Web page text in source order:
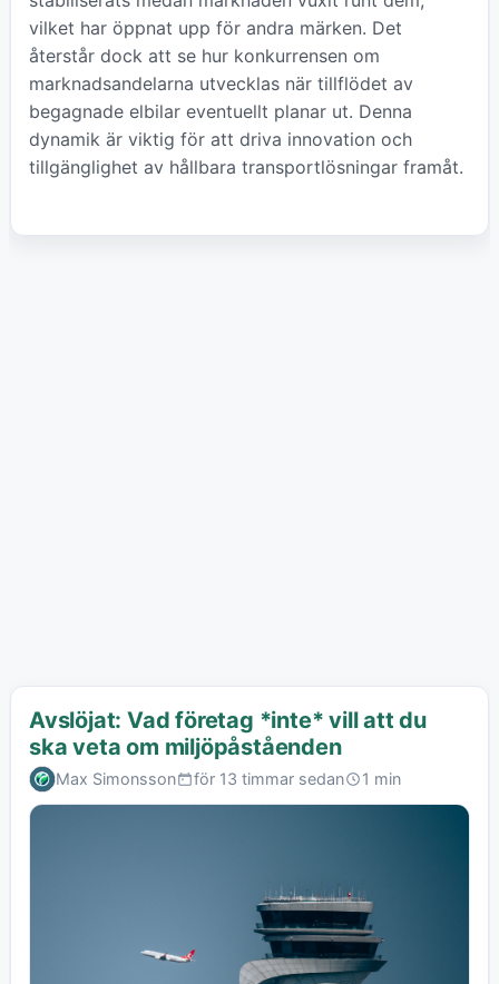
vilket har öppnat upp för andra märken. Det
återstår dock att se hur konkurrensen om
marknadsandelarna utvecklas när tillflödet av
begagnade elbilar eventuellt planar ut. Denna
dynamik är viktig för att driva innovation och
tillgänglighet av hållbara transportlösningar framåt.
Avslöjat: Vad företag *inte* vill att du
ska veta om miljöpåståenden
Max Simonsson för 13 timmar sedan 1 min